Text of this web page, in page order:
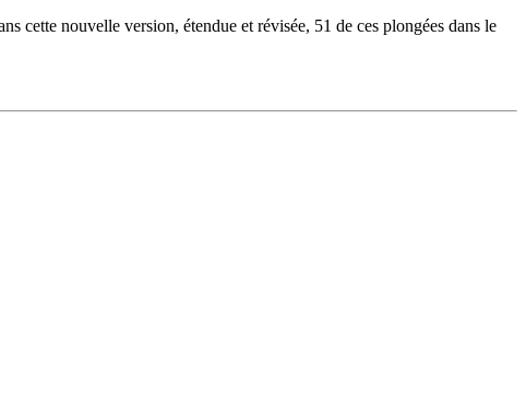
cette nouvelle version, étendue et révisée, 51 de ces plongées dans le